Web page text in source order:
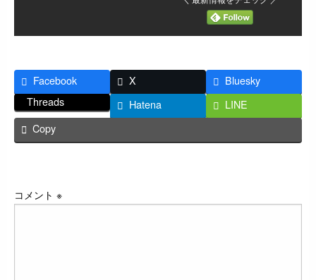
Facebook X
Bluesky
Threads
Hatena
LINE
Copy
コメント ※